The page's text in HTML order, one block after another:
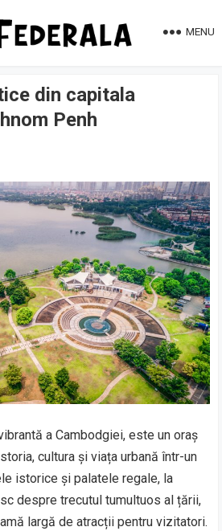
MENU
din capitala
Penh
a Cambodgiei, este un oraș
cultura și viața urbană într-un
istorice și palatele regale, la
despre trecutul tumultuos al țării,
largă de atracții pentru vizitatori.